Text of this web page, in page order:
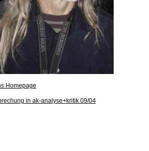
Homepage
in ak-analyse+kritik 09/04